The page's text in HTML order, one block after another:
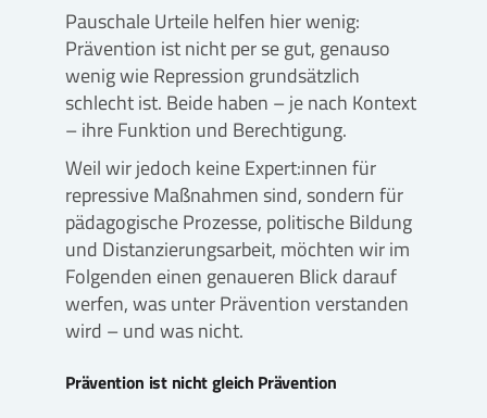
Pauschale Urteile helfen hier wenig:
Prävention ist nicht per se gut, genauso
wenig wie Repression grundsätzlich
schlecht ist. Beide haben – je nach Kontext
– ihre Funktion und Berechtigung.
Weil wir jedoch keine Expert:innen für
repressive Maßnahmen sind, sondern für
pädagogische Prozesse, politische Bildung
und Distanzierungsarbeit, möchten wir im
Folgenden einen genaueren Blick darauf
werfen, was unter Prävention verstanden
wird – und was nicht.
Prävention ist nicht gleich Prävention